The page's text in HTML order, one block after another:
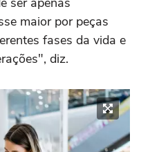
maior por peças
fases da vida e
diz.